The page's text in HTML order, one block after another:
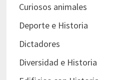
Curiosos animales
Deporte e Historia
Dictadores
Diversidad e Historia